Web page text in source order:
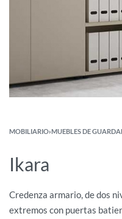
MOBILIARIO›MUEBLES DE
Ikara
Credenza armario, de dos
extremos con puertas